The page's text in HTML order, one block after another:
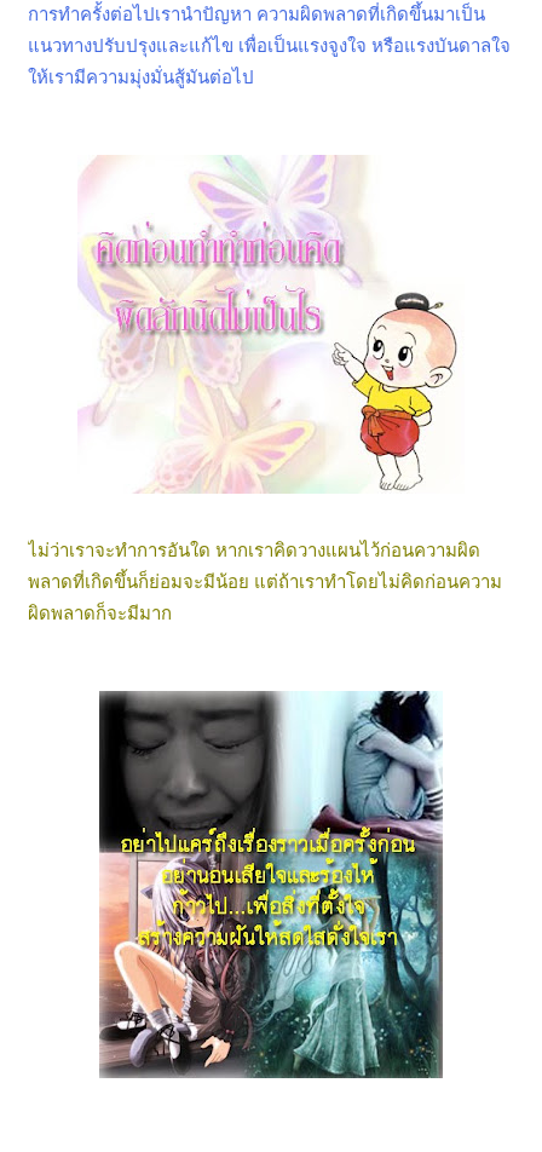
การทำครั้งต่อไปเรานำปัญหา ความผิดพลาดที่เกิดขึ้นมาเป็น
แนวทางปรับปรุงและแก้ไข เพื่อเป็นแรงจูงใจ หรือแรงบันดาลใจ
ให้เรามีความมุ่งมั่นสู้มันต่อไป
ไม่ว่าเราจะทำการอันใด หากเราคิดวางแผนไว้ก่อนความผิด
พลาดที่เกิดขึ้นก็ย่อมจะมีน้อย แต่ถ้าเราทำโดยไม่คิดก่อนความ
ผิดพลาดก็จะมีมาก